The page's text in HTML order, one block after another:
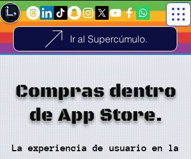
Ir al Supercúmulo.
Compras dentro
de App Store.
La experiencia de usuario en la